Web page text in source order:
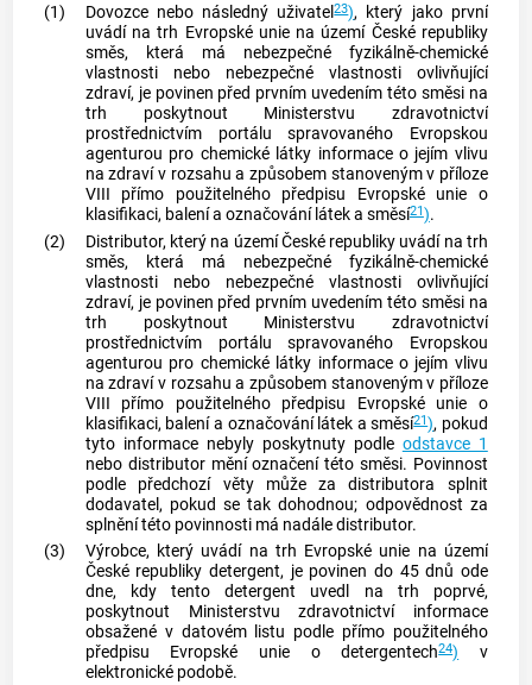
(1) Dovozce nebo následný uživatel23), který jako první
uvádí na trh Evropské unie na území České republiky
směs, která má nebezpečné fyzikálně-chemické
vlastnosti nebo nebezpečné vlastnosti ovlivňující
zdraví, je povinen před prvním uvedením této směsi na
trh poskytnout Ministerstvu zdravotnictví
prostřednictvím portálu spravovaného Evropskou
agenturou pro chemické látky informace o jejím vlivu
na zdraví v rozsahu a způsobem stanoveným v příloze
VIII přímo použitelného předpisu Evropské unie o
klasifikaci, balení a označování látek a směsí21).
(2)
Distributor, který na území České republiky uvádí na trh
směs, která má nebezpečné fyzikálně-chemické
vlastnosti nebo nebezpečné vlastnosti ovlivňující
zdraví, je povinen před prvním uvedením této směsi na
trh poskytnout Ministerstvu zdravotnictví
prostřednictvím portálu spravovaného Evropskou
agenturou pro chemické látky informace o jejím vlivu
na zdraví v rozsahu a způsobem stanoveným v příloze
VIII přímo použitelného předpisu Evropské unie o
klasifikaci, balení a označování látek a směsí21), pokud
tyto informace nebyly poskytnuty podle odstavce 1
nebo distributor mění označení této směsi. Povinnost
podle předchozí věty může za distributora splnit
dodavatel, pokud se tak dohodnou; odpovědnost za
splnění této povinnosti má nadále distributor.
(3)
Výrobce, který uvádí na trh Evropské unie na území
České republiky detergent, je povinen do 45 dnů ode
dne, kdy tento detergent uvedl na trh poprvé,
poskytnout Ministerstvu zdravotnictví informace
obsažené v datovém listu podle přímo použitelného
předpisu Evropské unie o detergentech24) v
elektronické podobě.